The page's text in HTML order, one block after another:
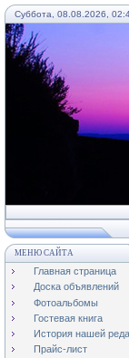
Суббота, 08.08.2026,
МЕНЮ САЙТА
Главная страница
Доска объявлений
Фотоальбомы
Гостевая книга
История нашей
Прайс-лист